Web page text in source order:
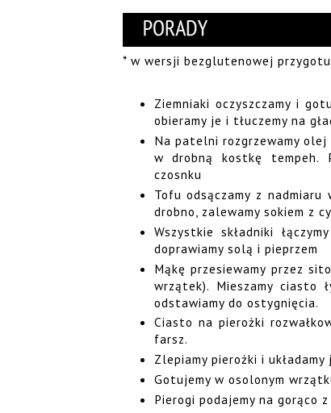
* w wersji bezglutenowej
Ziemniaki oczyszczamy i
obieramy je i tłuczemy na
Na patelni rozgrzewamy olej
w drobną kostkę tempeh.
czosnku
Tofu odsączamy z
drobno, zalewamy sokiem z
Wszystkie składniki
doprawiamy solą i pieprzem
Mąkę przesiewamy przez
wrzątek). Mieszamy ciasto
odstawiamy do ostygnięcia.
Ciasto na pierożki
farsz.
Zlepiamy pierożki i
Gotujemy w osolonym
Pierogi podajemy na gorąco